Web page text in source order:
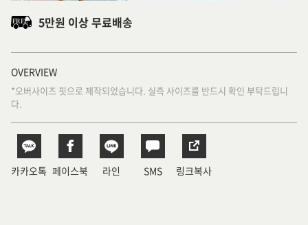
5만원 이상 무료배송
OVERVIEW
*오버사이즈 핏으로 제작되었습니다. 실측 사이즈를 반드시 확인 부탁드립니
다.
카카오톡 페이스북 라인 SMS 링크복사